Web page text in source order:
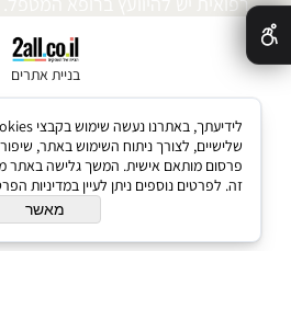
בניית אתרים
שלישיים, לצורך ניתוח השימוש באתר,
פרסום מותאם אישית. המשך גלישה באתר
זה. לפרטים נוספים ניתן לעיין במדיניות
מאשר